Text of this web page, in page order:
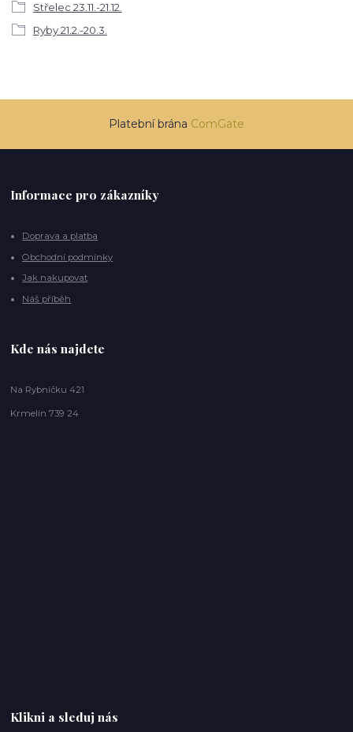
Střelec 23.11.-21.12.
Ryby 21.2.-20.3.
Platební brána ComGate
Informace pro zákazníky
Doprava a platba
Obchodní podmínky
Jak nakupovat
Náš příběh
Kde nás najdete
Na Rybníčku 421
Krmelín 739 24
Klikni a sleduj nás